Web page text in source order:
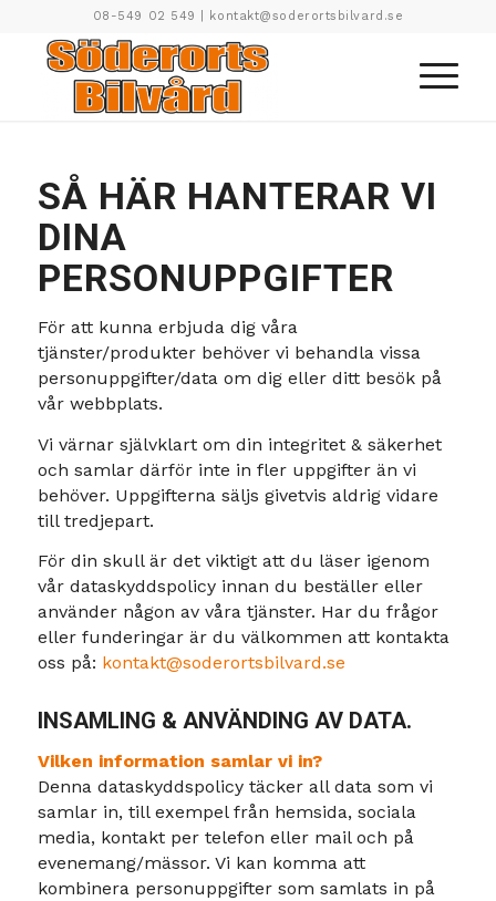
08-549 02 549 kontakt@soderortsbilvard.se
SÅ HÄR HANTERAR VI
DINA
PERSONUPPGIFTER
För att kunna erbjuda dig våra
tjänster/produkter behöver vi behandla vissa
personuppgifter/data om dig eller ditt besök på
vår webbplats.
Vi värnar självklart om din integritet & säkerhet
och samlar därför inte in fler uppgifter än vi
behöver. Uppgifterna säljs givetvis aldrig vidare
till tredjepart.
För din skull är det viktigt att du läser igenom
vår dataskyddspolicy innan du beställer eller
använder någon av våra tjänster. Har du frågor
eller funderingar är du välkommen att kontakta
oss på: kontakt@soderortsbilvard.se
INSAMLING & ANVÄNDING AV DATA.
Vilken information samlar vi in?
Denna dataskyddspolicy täcker all data som vi
samlar in, till exempel från hemsida, sociala
media, kontakt per telefon eller mail och på
evenemang/mässor. Vi kan komma att
kombinera personuppgifter som samlats in på